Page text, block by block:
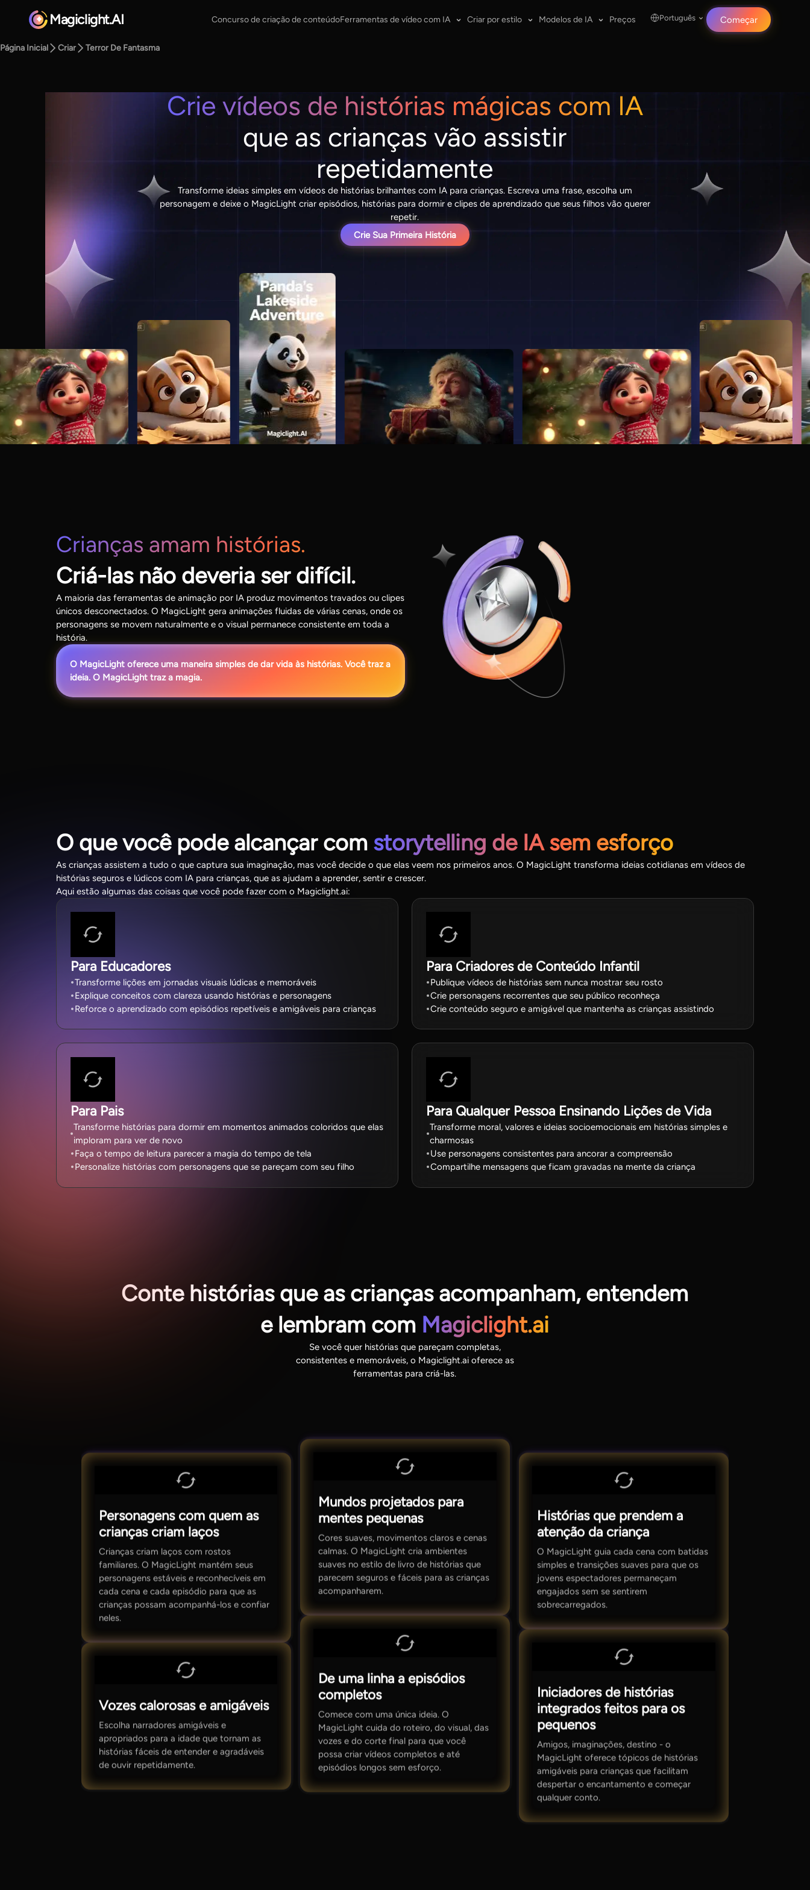
Magiclight.AI Concurso de criação de conteúdoFerramentas de vídeo com IA Criar por estilo Modelos de IA Preços Português Começar
Página Inicial Criar Terror De Fantasma
Crie vídeos de histórias mágicas com IA
que as crianças vão assistir
repetidamente
Transforme ideias simples em vídeos de histórias brilhantes com IA para crianças. Escreva uma frase, escolha um
personagem e deixe o MagicLight criar episódios, histórias para dormir e clipes de aprendizado que seus filhos vão querer
repetir.
Crie Sua Primeira História
Crianças amam histórias.
Criá-las não deveria ser difícil.
A maioria das ferramentas de animação por IA produz movimentos travados ou clipes
únicos desconectados. O MagicLight gera animações fluidas de várias cenas, onde os
personagens se movem naturalmente e o visual permanece consistente em toda a
história.
O MagicLight oferece uma maneira simples de dar vida às histórias. Você traz a
ideia. O MagicLight traz a magia.
O que você pode alcançar com storytelling de IA sem esforço
As crianças assistem a tudo o que captura sua imaginação, mas você decide o que elas veem nos primeiros anos. O MagicLight transforma ideias cotidianas em vídeos de
histórias seguros e lúdicos com IA para crianças, que as ajudam a aprender, sentir e crescer.
Aqui estão algumas das coisas que você pode fazer com o Magiclight.ai:
Para Educadores
Transforme lições em jornadas visuais lúdicas e memoráveis
Explique conceitos com clareza usando histórias e personagens
Reforce o aprendizado com episódios repetíveis e amigáveis para crianças
Para Criadores de Conteúdo Infantil
Publique vídeos de histórias sem nunca mostrar seu rosto
Crie personagens recorrentes que seu público reconheça
Crie conteúdo seguro e amigável que mantenha as crianças assistindo
Para Pais
Transforme histórias para dormir em momentos animados coloridos que elas
imploram para ver de novo
Faça o tempo de leitura parecer a magia do tempo de tela
Personalize histórias com personagens que se pareçam com seu filho
Para Qualquer Pessoa Ensinando Lições de Vida
Transforme moral, valores e ideias socioemocionais em histórias simples e
charmosas
Use personagens consistentes para ancorar a compreensão
Compartilhe mensagens que ficam gravadas na mente da criança
Conte histórias que as crianças acompanham, entendem
e lembram com Magiclight.ai
Se você quer histórias que pareçam completas,
consistentes e memoráveis, o Magiclight.ai oferece as
ferramentas para criá-las.
Personagens com quem as
crianças criam laços
Crianças criam laços com rostos
familiares. O MagicLight mantém seus
personagens estáveis e reconhecíveis em
cada cena e cada episódio para que as
crianças possam acompanhá-los e confiar
neles.
Vozes calorosas e amigáveis
Escolha narradores amigáveis e
apropriados para a idade que tornam as
histórias fáceis de entender e agradáveis
de ouvir repetidamente.
Mundos projetados para
mentes pequenas
Cores suaves, movimentos claros e cenas
calmas. O MagicLight cria ambientes
suaves no estilo de livro de histórias que
parecem seguros e fáceis para as crianças
acompanharem.
De uma linha a episódios
completos
Comece com uma única ideia. O
MagicLight cuida do roteiro, do visual, das
vozes e do corte final para que você
possa criar vídeos completos e até
episódios longos sem esforço.
Histórias que prendem a
atenção da criança
O MagicLight guia cada cena com batidas
simples e transições suaves para que os
jovens espectadores permaneçam
engajados sem se sentirem
sobrecarregados.
Iniciadores de histórias
integrados feitos para os
pequenos
Amigos, imaginações, destino - o
MagicLight oferece tópicos de histórias
amigáveis para crianças que facilitam
despertar o encantamento e começar
qualquer conto.